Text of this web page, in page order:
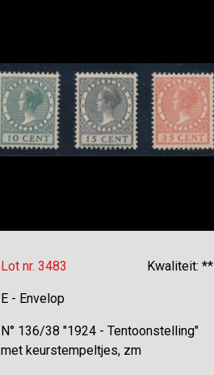
Lot nr. 3483 Kwaliteit: **
E - Envelop
N° 136/38 "1924 - Tentoonstelling"
met keurstempeltjes, zm